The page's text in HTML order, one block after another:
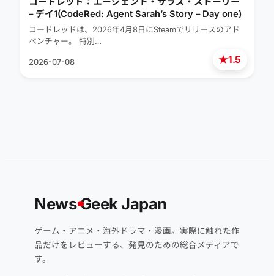
★1.5
– デイ1(CodeRed: Agent Sarah’s Story – Day one)
コードレッドは、2026年4月8日にSteamでリリースのアド
ベンチャー。 特別…
2026-07-08
NewsGeek Japan
ゲーム・アニメ・海外ドラマ・漫画。実際に触れた作
品だけをレビューする、発見のための総合メディアで
す。